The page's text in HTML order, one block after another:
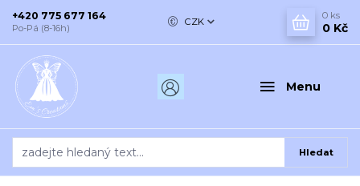
Menu
CZK
Hledat
+420 775 677 164
Po-Pá (8-16h)
0 ks
0 Kč